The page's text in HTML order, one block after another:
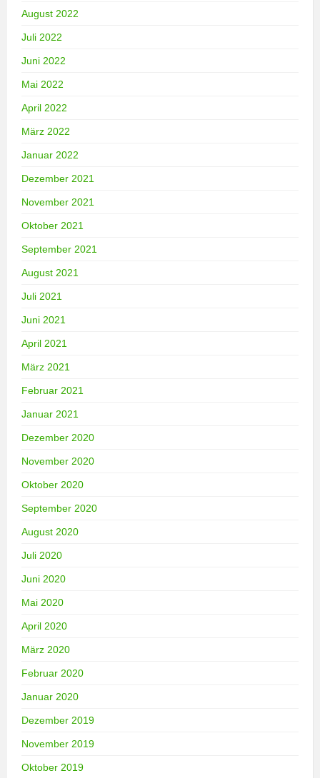
August 2022
Juli 2022
Juni 2022
Mai 2022
April 2022
März 2022
Januar 2022
Dezember 2021
November 2021
Oktober 2021
September 2021
August 2021
Juli 2021
Juni 2021
April 2021
März 2021
Februar 2021
Januar 2021
Dezember 2020
November 2020
Oktober 2020
September 2020
August 2020
Juli 2020
Juni 2020
Mai 2020
April 2020
März 2020
Februar 2020
Januar 2020
Dezember 2019
November 2019
Oktober 2019